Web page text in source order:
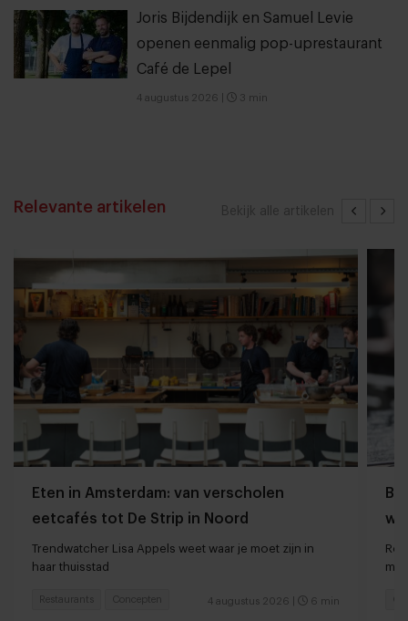
Joris Bijdendijk en Samuel Levie
openen eenmalig pop-uprestaurant
Café de Lepel
4 augustus 2026 3 min
Bekijk alle artikelen
Relevante artikelen
Eten in Amsterdam: van verscholen
eetcafés tot De Strip in Noord
Trendwatcher Lisa Appels weet waar je moet zijn in
haar thuisstad
4 augustus 2026 6 min
Restaurants Concepten